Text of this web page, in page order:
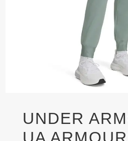
UNDER